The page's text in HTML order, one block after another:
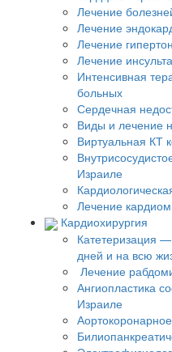
Лечение
Лечение
Лечение
Лечение
Интенсивная
больных
Сердечная
Виды и лечение
Виртуальная КТ
Израиле
Лечение
Кардиохирургия
Катетеризация
дней и на всю
Лечение
Ангиопластика
Израиле